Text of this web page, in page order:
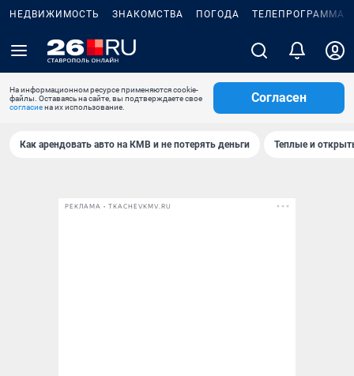
НЕДВИЖИМОСТЬ ЗНАКОМСТВА ПОГОДА ТЕЛЕПРОГРАММА
На информационном ресурсе применяются cookie-
файлы. Оставаясь на сайте, вы подтверждаете свое
согласиена их использование.
Согласен
Как арендовать авто на КМВ и не потерять деньги Теплые и
РЕКЛАМА • TKACHEVKMV.RU